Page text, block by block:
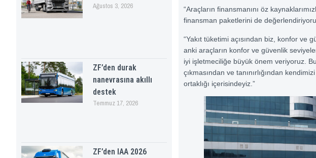
Ağustos 3, 2026
ZF’den durak
nanevrasına akıllı
destek
Temmuz 17, 2026
ZF’den IAA 2026
“Araçların finansmanını öz
finansman paketlerini de
“Yakıt tüketimi açısından biz, konfor ve
anki araçların konfor ve güvenlik
iyi işletmeciliğe büyük önem veriyoruz.
çıkmasından ve tanınırlığından
ortaklığı içerisindeyiz.”